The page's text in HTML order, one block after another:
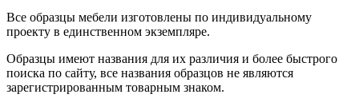
Все образцы мебели изготовлены по индивидуальному
проекту в единственном экземпляре.
Образцы имеют названия для их различия и более быстрого
поиска по сайту, все названия образцов не являются
зарегистрированным товарным знаком.